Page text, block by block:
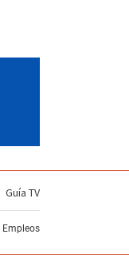
Guía TV
Empleos